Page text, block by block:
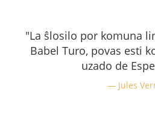
"La ŝlosilo por komuna
Babel Turo, povas esti
uzado de
Jules